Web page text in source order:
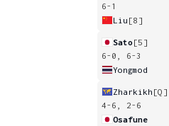
6-1
Liu [8]
Sato [5]
6-0, 6-3
Yongmod
Zharkikh [Q]
4-6, 2-6
Osafune